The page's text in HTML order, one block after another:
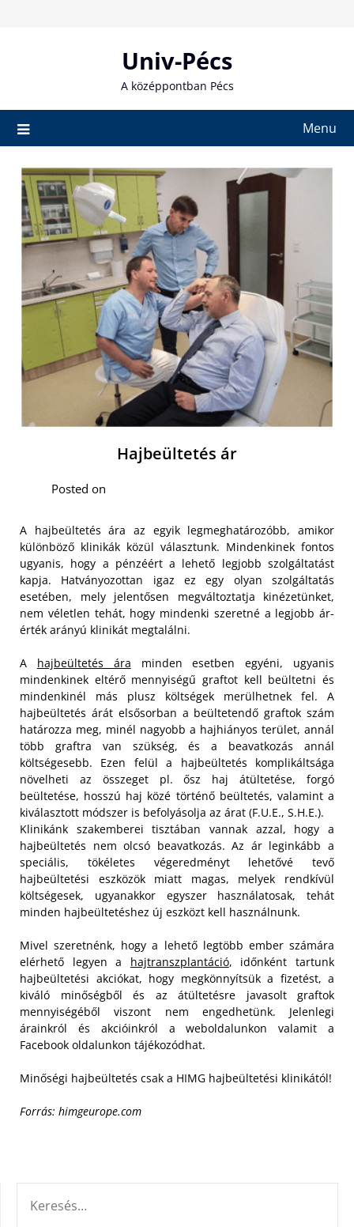
Univ-Pécs
A középpontban Pécs
Menu
Hajbeültetés ár
Posted on
A hajbeültetés ára az egyik legmeghatározóbb, amikor
különböző klinikák közül választunk. Mindenkinek fontos
ugyanis, hogy a pénzéért a lehető legjobb szolgáltatást
kapja. Hatványozottan igaz ez egy olyan szolgáltatás
esetében, mely jelentősen megváltoztatja kinézetünket,
nem véletlen tehát, hogy mindenki szeretné a legjobb ár-
érték arányú klinikát megtalálni.
A hajbeültetés ára minden esetben egyéni, ugyanis
mindenkinek eltérő mennyiségű graftot kell beültetni és
mindenkinél más plusz költségek merülhetnek fel. A
hajbeültetés árát elsősorban a beültetendő graftok szám
határozza meg, minél nagyobb a hajhiányos terület, annál
több graftra van szükség, és a beavatkozás annál
költségesebb. Ezen felül a hajbeültetés komplikáltsága
növelheti az összeget pl. ősz haj átültetése, forgó
beültetése, hosszú haj közé történő beültetés, valamint a
kiválasztott módszer is befolyásolja az árat (F.U.E., S.H.E.).
Klinikánk szakemberei tisztában vannak azzal, hogy a
hajbeültetés nem olcsó beavatkozás. Az ár leginkább a
speciális, tökéletes végeredményt lehetővé tevő
hajbeültetési eszközök miatt magas, melyek rendkívül
költségesek, ugyanakkor egyszer használatosak, tehát
minden hajbeültetéshez új eszközt kell használnunk.
Mivel szeretnénk, hogy a lehető legtöbb ember számára
elérhető legyen a hajtranszplantáció, időnként tartunk
hajbeültetési akciókat, hogy megkönnyítsük a fizetést, a
kiváló minőségből és az átültetésre javasolt graftok
mennyiségéből viszont nem engedhetünk. Jelenlegi
árainkról és akcióinkról a weboldalunkon valamit a
Facebook oldalunkon tájékozódhat.
Minőségi hajbeültetés csak a HIMG hajbeültetési klinikától!
Forrás: himgeurope.com